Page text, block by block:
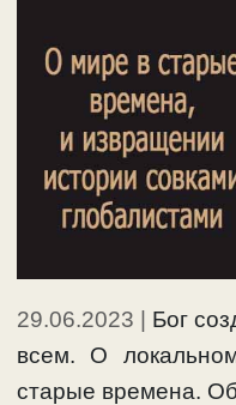
29.06.2023 | Бог
всем. О
старые времена.